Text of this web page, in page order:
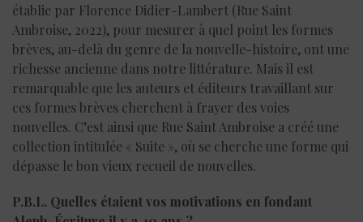
établie par Florence Didier-Lambert (Rue Saint
Ambroise, 2022), pour mesurer à quel point les formes
brèves, au-delà du genre de la nouvelle-histoire, ont une
richesse ancienne dans notre littérature. Mais il est
remarquable que les auteurs et éditeurs travaillant sur
ces formes brèves cherchent à frayer des voies
nouvelles. C’est ainsi que Rue Saint Ambroise a créé une
collection intitulée « Suite », où se cherche une forme qui
dépasse le bon vieux recueil de nouvelles.
P.B.L. Quelles étaient vos motivations en fondant